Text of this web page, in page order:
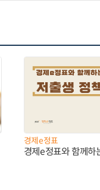
경제e정표
경제e정표와 함께하